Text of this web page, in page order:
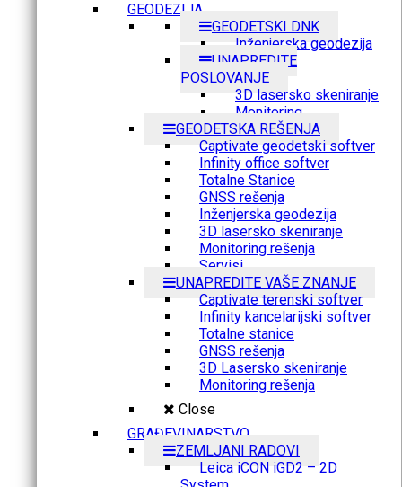
GEODEZIJA
GEODETSKI DNK
Inženjerska geodezija
UNAPREDITE
POSLOVANJE
3D lasersko skeniranje
Monitoring
GEODETSKA REŠENJA
Captivate geodetski softver
Infinity office softver
Totalne Stanice
GNSS rešenja
Inženjerska geodezija
3D lasersko skeniranje
Monitoring rešenja
Servisi
UNAPREDITE VAŠE ZNANJE
Captivate terenski softver
Infinity kancelarijski softver
Totalne stanice
GNSS rešenja
3D Lasersko skeniranje
Monitoring rešenja
Close
GRAĐEVINARSTVO
ZEMLJANI RADOVI
Leica iCON iGD2 – 2D